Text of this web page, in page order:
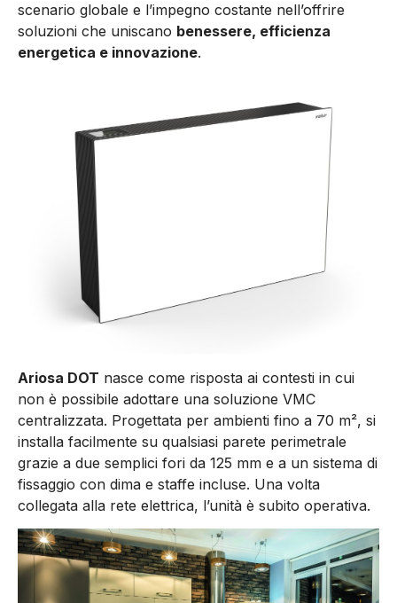
scenario globale e l’impegno costante nell’offrire
soluzioni che uniscano benessere, efficienza
energetica e innovazione.
Ariosa DOT nasce come risposta ai contesti in cui
non è possibile adottare una soluzione VMC
centralizzata. Progettata per ambienti fino a 70 m², si
installa facilmente su qualsiasi parete perimetrale
grazie a due semplici fori da 125 mm e a un sistema di
fissaggio con dima e staffe incluse. Una volta
collegata alla rete elettrica, l’unità è subito operativa.